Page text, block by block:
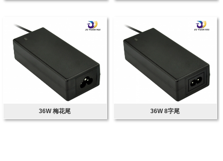
36W 梅花尾 36W 8字尾